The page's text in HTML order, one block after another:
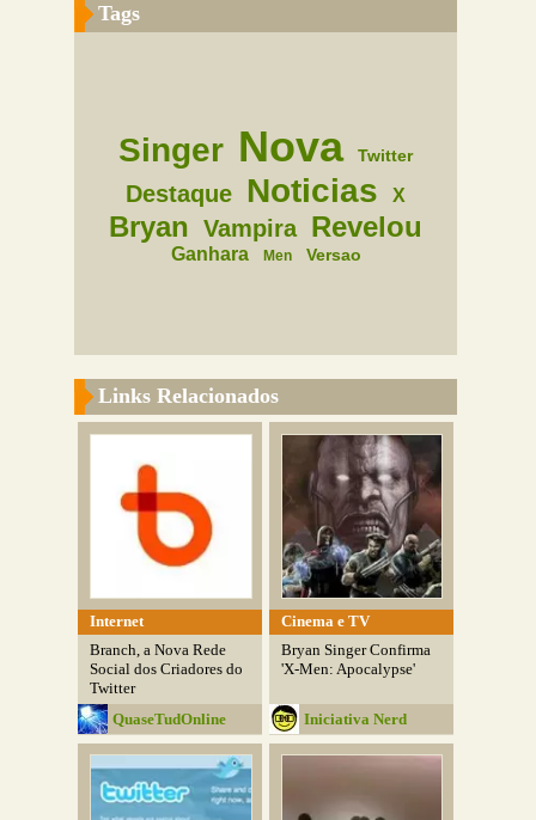
Tags
Singer Nova Twitter
Destaque Noticias X
Bryan Vampira Revelou
Ganhara Men Versao
Links Relacionados
Internet
Branch, a Nova Rede
Social dos Criadores do
Twitter
QuaseTudOnline
Cinema e TV
Bryan Singer Confirma
'X-Men: Apocalypse'
Iniciativa Nerd